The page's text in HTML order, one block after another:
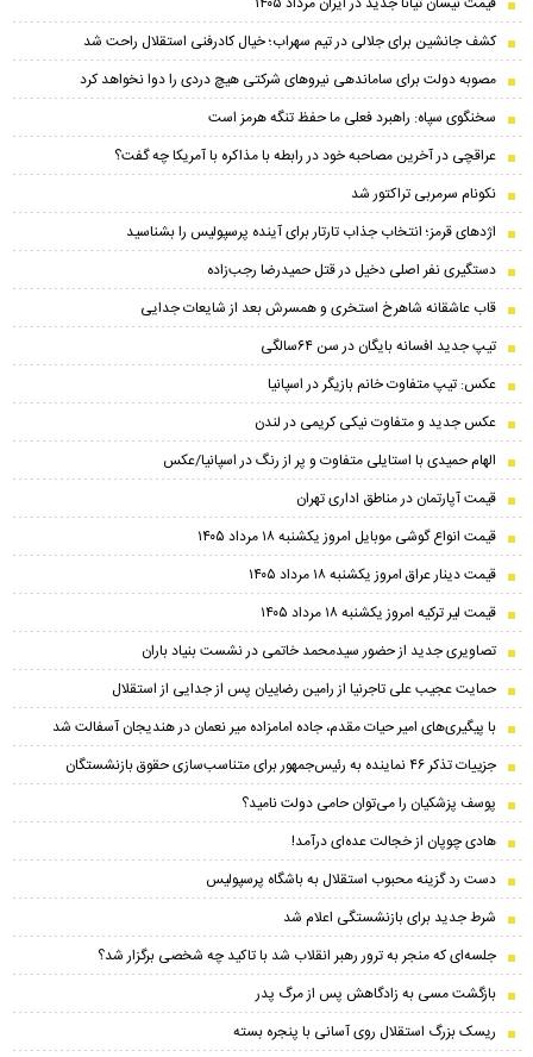
کشف جانشین برای جلالی در تیم سهراب؛ خیال کادرفنی استقلال راحت شد
مصوبه دولت برای ساماندهی نیروهای شرکتی هیچ دردی را دوا نخواهد کرد
سخنگوی سپاه: راهبرد فعلی ما حفظ تنگه هرمز است
عراقچی در آخرین مصاحبه خود در رابطه با مذاکره با آمریکا چه گفت؟
نکونام سرمربی تراکتور شد
اژدهای قرمز؛ انتخاب جذاب تارتار برای آینده پرسپولیس را بشناسید
دستگیری نفر اصلی دخیل در قتل حمیدرضا رجب‌زاده
قاب عاشقانه شاهرخ استخری و همسرش بعد از شایعات جدایی
تیپ جدید افسانه بایگان در سن ۶۴سالگی
عکس: تیپ متفاوت خانم بازیگر در اسپانیا
عکس جدید و متفاوت نیکی کریمی در لندن
الهام حمیدی با استایلی متفاوت و پر از رنگ در اسپانیا/عکس
قیمت آپارتمان در مناطق اداری تهران
قیمت انواع گوشی موبایل امروز یکشنبه ۱۸ مرداد ۱۴۰۵
قیمت دینار عراق امروز یکشنبه ۱۸ مرداد ۱۴۰۵
قیمت لیر ترکیه امروز یکشنبه ۱۸ مرداد ۱۴۰۵
تصاویری جدید از حضور سیدمحمد خاتمی در نشست بنیاد باران
حمایت عجیب علی تاجرنیا از رامین رضاییان پس از جدایی از استقلال
با پیگیری‌های امیر حیات مقدم، جاده امامزاده میر نعمان در هندیجان آسفالت شد
جزییات تذکر ۴۶ نماینده به رئیس‌جمهور برای متناسب‌سازی حقوق بازنشستگان
پوسف پزشکیان را می‌توان حامی دولت نامید؟
هادی چوپان از خجالت عده‌ای درآمد!
دست رد گزینه محبوب استقلال به باشگاه پرسپولیس
شرط جدید برای بازنشستگی اعلام شد
جلسه‌ای که منجر به ترور رهبر انقلاب شد با تاکید چه شخصی برگزار شد؟
بازگشت مسی به زادگاهش پس از مرگ پدر
ریسک بزرگ استقلال روی آسانی با پنجره بسته